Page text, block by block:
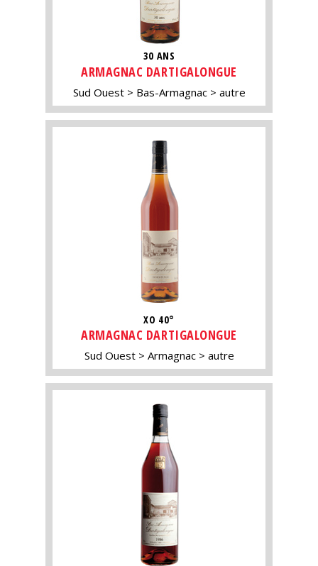
30 ANS
ARMAGNAC DARTIGALONGUE
Sud Ouest Bas-Armagnac autre
XO 40°
ARMAGNAC DARTIGALONGUE
Sud Ouest Armagnac autre